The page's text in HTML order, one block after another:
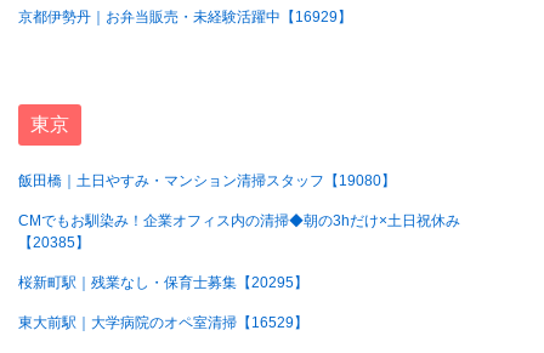
京都伊勢丹｜お弁当販売・未経験活躍中【16929】
東京
飯田橋｜土日やすみ・マンション清掃スタッフ【19080】
CMでもお馴染み！企業オフィス内の清掃◆朝の3hだけ×土日祝休み
【20385】
桜新町駅｜残業なし・保育士募集【20295】
東大前駅｜大学病院のオペ室清掃【16529】